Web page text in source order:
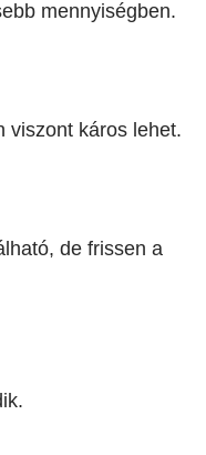
mennyiségben.
viszont káros lehet.
de frissen a